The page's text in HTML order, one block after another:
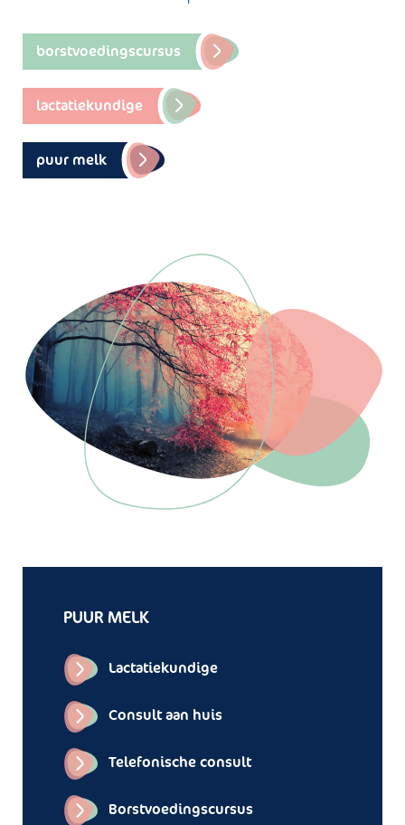
borstvoedingscursus
lactatiekundige
puur melk
PUUR MELK
Lactatiekundige
Consult aan huis
Telefonische consult
Borstvoedingscursus